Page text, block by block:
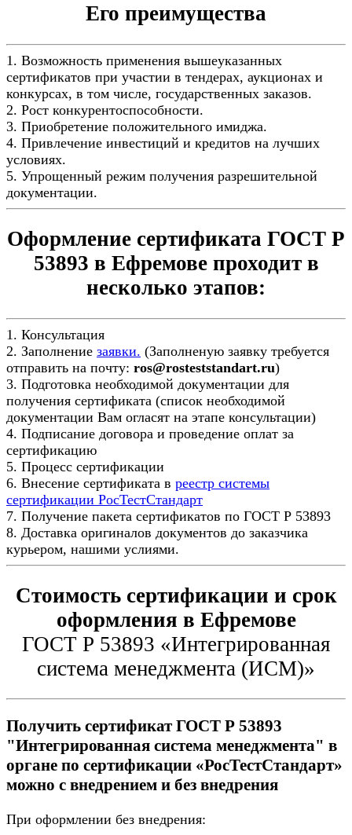
Его преимущества
1. Возможность применения вышеуказанных
сертификатов при участии в тендерах, аукционах и
конкурсах, в том числе, государственных заказов.
2. Рост конкурентоспособности.
3. Приобретение положительного имиджа.
4. Привлечение инвестиций и кредитов на лучших
условиях.
5. Упрощенный режим получения разрешительной
документации.
Оформление сертификата ГОСТ Р
53893 в Ефремове проходит в
несколько этапов:
1. Консультация
2. Заполнение заявки. (Заполненую заявку требуется
отправить на почту: ros@rosteststandart.ru)
3. Подготовка необходимой документации для
получения сертификата (список необходимой
документации Вам огласят на этапе консультации)
4. Подписание договора и проведение оплат за
сертификацию
5. Процесс сертификации
6. Внесение сертификата в реестр системы
сертификации РосТестСтандарт
7. Получение пакета сертификатов по ГОСТ Р 53893
8. Доставка оригиналов документов до заказчика
курьером, нашими услиями.
Стоимость сертификации и срок
оформления в Ефремове
ГОСТ Р 53893 «Интегрированная
система менеджмента (ИСМ)»
Получить сертификат ГОСТ Р 53893
"Интегрированная система менеджмента" в
органе по сертификации «РосТестСтандарт»
можно с внедрением и без внедрения
При оформлении без внедрения: